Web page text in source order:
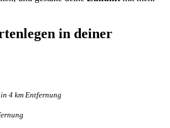
in deiner
in 4 km Entfernung